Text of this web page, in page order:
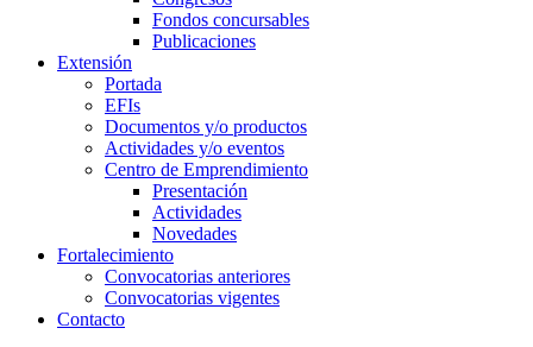
Fondos concursables
Publicaciones
Extensión
Portada
EFIs
Documentos y/o productos
Actividades y/o eventos
Centro de Emprendimiento
Presentación
Actividades
Novedades
Fortalecimiento
Convocatorias anteriores
Convocatorias vigentes
Contacto